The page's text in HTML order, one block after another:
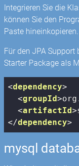
Integrieren Sie die
können Sie den
Paste hineinkopieren.
Für den JPA
Starter Package als
<dependency>
<groupId>
<artifactId>
</dependency>
mysql